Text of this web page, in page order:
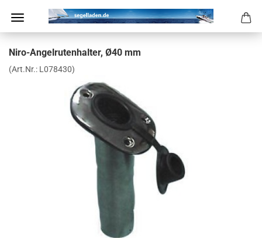
Niro-​Angelrutenhalter, Ø40 mm
(Art.Nr.: L078430)